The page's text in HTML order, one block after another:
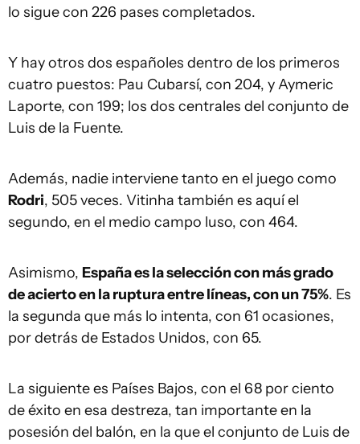
lo sigue con 226 pases completados.
Y hay otros dos españoles dentro de los primeros
cuatro puestos: Pau Cubarsí, con 204, y Aymeric
Laporte, con 199; los dos centrales del conjunto de
Luis de la Fuente.
Además, nadie interviene tanto en el juego como
Rodri, 505 veces. Vitinha también es aquí el
segundo, en el medio campo luso, con 464.
Asimismo, España es la selección con más grado
de acierto en la ruptura entre líneas, con un 75%. Es
la segunda que más lo intenta, con 61 ocasiones,
por detrás de Estados Unidos, con 65.
La siguiente es Países Bajos, con el 68 por ciento
de éxito en esa destreza, tan importante en la
posesión del balón, en la que el conjunto de Luis de